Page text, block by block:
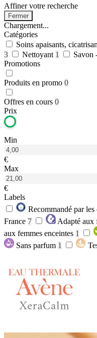
Affiner votre recherche
Fermer
Chargement...
Catégories
Soins apaisants,
3
Nettoyant 1 Savon
Promotions
Produits en promo 0
Offres en cours 0
Prix
Min
€
Max
€
Labels
Recommandé par les
France 7 Adapté aux
aux femmes enceintes 1
Sans parfum 1